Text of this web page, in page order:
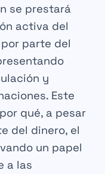
se prestará
activa del
parte del
y
Este
qué, a pesar
del dinero, el
un papel
a las